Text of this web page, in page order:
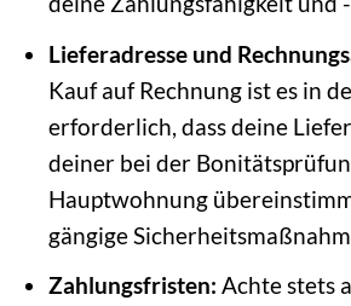
Lieferadresse und
Kauf auf Rechnung ist es in
erforderlich, dass deine
deiner bei der
Hauptwohnung
gängige
Zahlungsfristen: Achte stets